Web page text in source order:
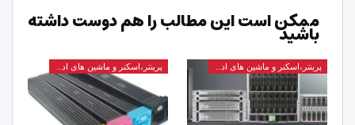
ممکن است این مطالب را هم دوست داشته
باشید